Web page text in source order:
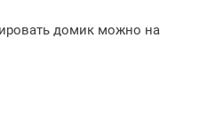
домик можно на